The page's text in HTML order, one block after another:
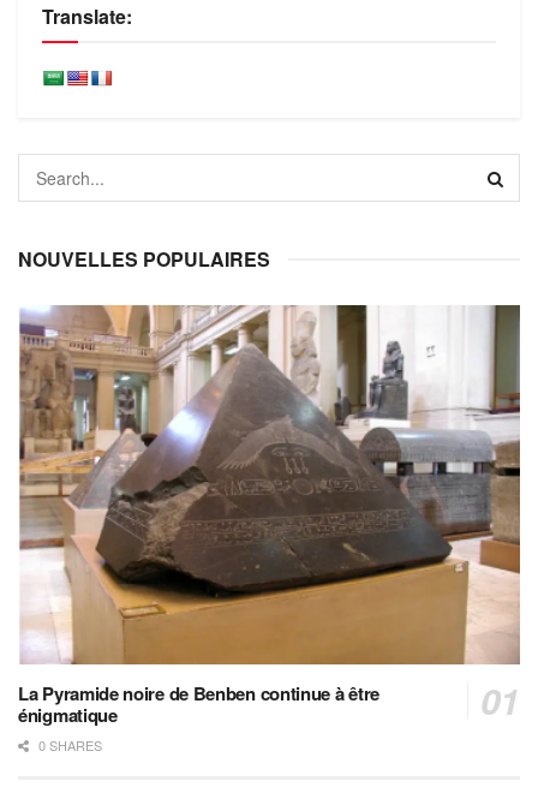
Translate:
NOUVELLES POPULAIRES
La Pyramide noire de Benben continue à être
énigmatique
0 SHARES